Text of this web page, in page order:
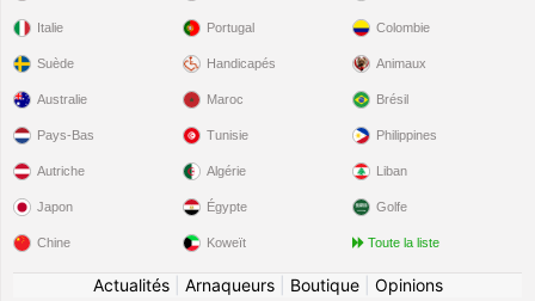
Italie
Suède
Portugal
Handicapés
Colombie
Animaux
Australie
Pays-Bas
Autriche
Japon
Chine
Maroc
Tunisie
Algérie
Égypte
Koweït
Brésil
Philippines
Liban
Golfe
Toute la liste
Actualités| Arnaqueurs| Boutique| Opinions